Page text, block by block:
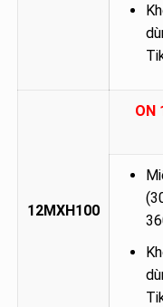
12MXH100
ON